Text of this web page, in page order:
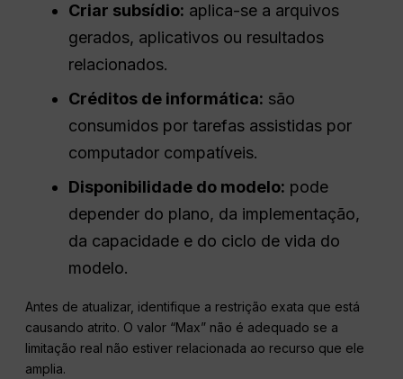
Criar subsídio: aplica-se a arquivos
gerados, aplicativos ou resultados
relacionados.
Créditos de informática: são
consumidos por tarefas assistidas por
computador compatíveis.
Disponibilidade do modelo: pode
depender do plano, da implementação,
da capacidade e do ciclo de vida do
modelo.
Antes de atualizar, identifique a restrição exata que está
causando atrito. O valor “Max” não é adequado se a
limitação real não estiver relacionada ao recurso que ele
amplia.